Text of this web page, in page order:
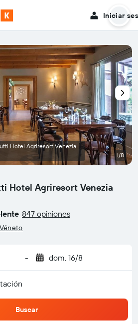
Iniciar
Hotel Agriresort Venezia
847 opiniones
- dom. 16/8
Buscar
Hotel Agriresort Venezia
1/8